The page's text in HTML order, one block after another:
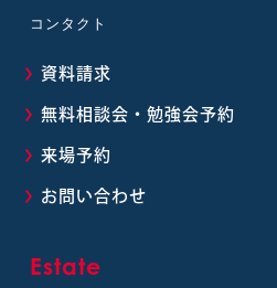
コンタクト
資料請求
無料相談会・勉強会予約
来場予約
お問い合わせ
Estate